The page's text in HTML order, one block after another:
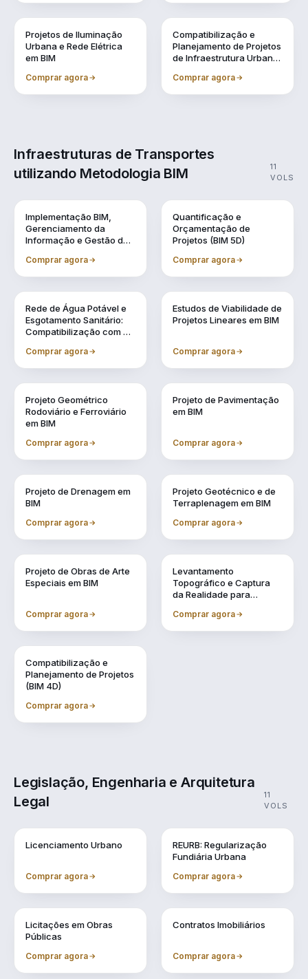
Projetos de Iluminação
Urbana e Rede Elétrica
em BIM
Comprar agora
Compatibilização e
Planejamento de Projetos
de Infraestrutura Urbana
Comprar agora
Infraestruturas de Transportes
utilizando Metodologia BIM
11
VOLS
Implementação BIM,
Gerenciamento da
Informação e Gestão de
Comprar agora
Quantificação e
Orçamentação de
Projetos (BIM 5D)
Comprar agora
Rede de Água Potável e
Esgotamento Sanitário:
Compatibilização com a
Comprar agora
Estudos de Viabilidade de
Projetos Lineares em BIM
Comprar agora
Projeto Geométrico
Rodoviário e Ferroviário
em BIM
Comprar agora
Projeto de Pavimentação
em BIM
Comprar agora
Projeto de Drenagem em
BIM
Comprar agora
Projeto Geotécnico e de
Terraplenagem em BIM
Comprar agora
Projeto de Obras de Arte
Especiais em BIM
Comprar agora
Levantamento
Topográfico e Captura
da Realidade para
Comprar agora
Compatibilização e
Planejamento de Projetos
(BIM 4D)
Comprar agora
Legislação, Engenharia e Arquitetura
Legal
11
VOLS
Licenciamento Urbano
Comprar agora
REURB: Regularização
Fundiária Urbana
Comprar agora
Licitações em Obras
Públicas
Comprar agora
Contratos Imobiliários
Comprar agora